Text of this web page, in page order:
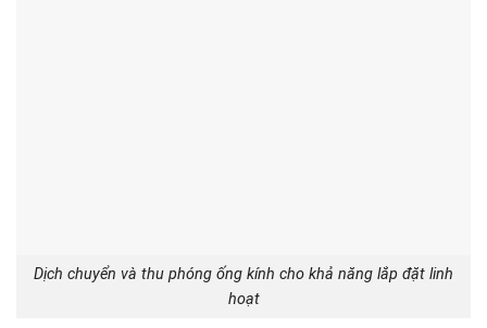
Dịch chuyển và thu phóng ống kính cho khả năng lắp đặt linh
hoạt